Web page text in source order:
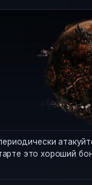
это хороший